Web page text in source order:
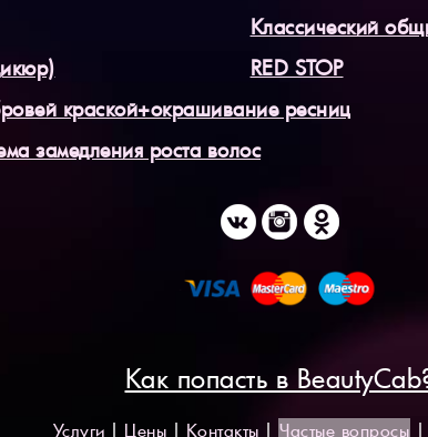
Классический
RED STOP
краской+окрашивание ресниц
замедления роста волос
Как попасть в
Услуги | Цены | Контакты | Частые вопросы |